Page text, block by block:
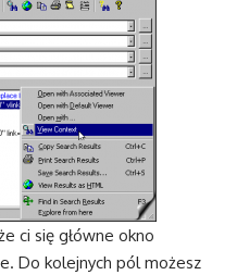
ci się główne okno
Do kolejnych pól możesz